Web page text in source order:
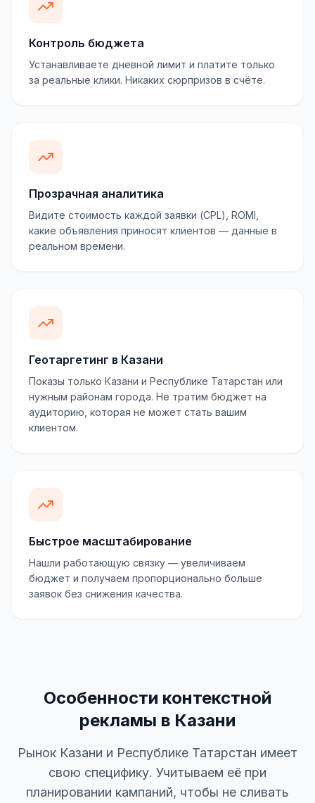
Контроль бюджета
Устанавливаете дневной лимит и платите только
за реальные клики. Никаких сюрпризов в счёте.
Прозрачная аналитика
Видите стоимость каждой заявки (CPL), ROMI,
какие объявления приносят клиентов — данные в
реальном времени.
Геотаргетинг в Казани
Показы только Казани и Республике Татарстан или
нужным районам города. Не тратим бюджет на
аудиторию, которая не может стать вашим
клиентом.
Быстрое масштабирование
Нашли работающую связку — увеличиваем
бюджет и получаем пропорционально больше
заявок без снижения качества.
Особенности контекстной
рекламы в Казани
Рынок Казани и Республике Татарстан имеет
свою специфику. Учитываем её при
планировании кампаний, чтобы не сливать